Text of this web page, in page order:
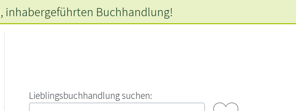
L‍i‍e‍b‍l‍i‍n‍g‍s‍b‍u‍c‍h‍h‍a‍n‍d‍l‍u‍n‍g‍ ‍s‍u‍c‍h‍e‍n‍:‍
, inhabergeführten Buchhandlung!